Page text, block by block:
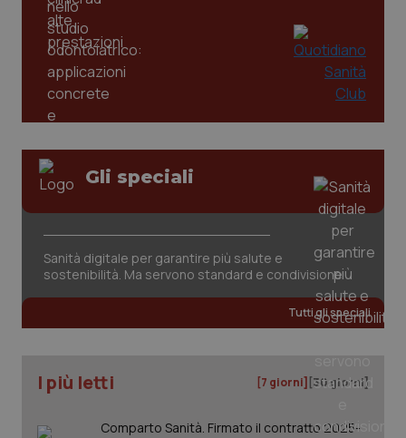
Gli speciali
Sanità digitale per garantire più salute e
sostenibilità. Ma servono standard e condivisione
Tutti gli speciali
I più letti [7 giorni] [30 giorni]
Comparto Sanità. Firmato il contratto 2025-
tracking-sites-ironfish-
session-id
www.quotidianosanita.it
.quotidianosanita.it
mese